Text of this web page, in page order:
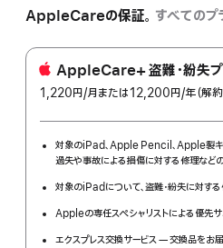
AppleCareの保証。 すべてのプ
AppleCare+ 盗難・紛失プ
1,220円/月per
または12,200円/年年
（解
対象のiPad、Apple Pencil、Apple製キ
過失や事故による損傷に対する修理などの
対象のiPadについて、盗難・紛失に対する
Appleの専任スペシャリストによる優先サ
エクスプレス交換サービス — 交換品をお